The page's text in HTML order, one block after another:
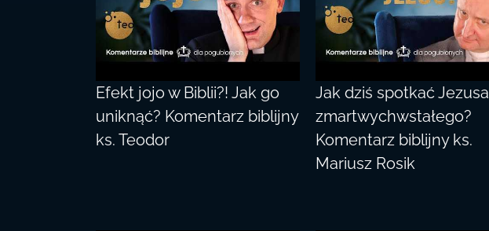
Efekt jojo w Biblii?! Jak go
uniknąć? Komentarz biblijny
ks. Teodor
Jak dziś spotkać Jezusa
zmartwychwstałego?
Komentarz biblijny ks.
Mariusz Rosik